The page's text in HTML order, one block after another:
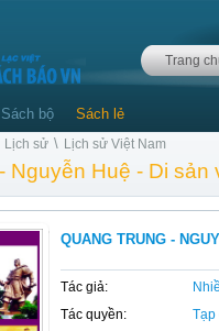
Trang
Sách bộ Sách lẻ
Lịch sử \ Lịch sử Việt Nam
Nguyễn Huệ - Di sản
QUANG TRUNG -
Tác giả:
Tác quyền:
Tạp